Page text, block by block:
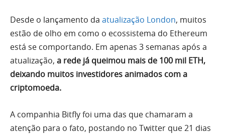
Desde o lançamento da atualização London, muitos
estão de olho em como o ecossistema do Ethereum
está se comportando. Em apenas 3 semanas após a
atualização, a rede já queimou mais de 100 mil ETH,
deixando muitos investidores animados com a
criptomoeda.
A companhia Bitfly foi uma das que chamaram a
atenção para o fato, postando no Twitter que 21 dias